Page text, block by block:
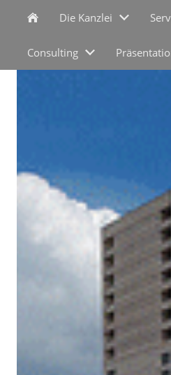
Die Kanzlei
Consulting